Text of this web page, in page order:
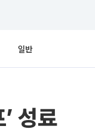
일반
성료